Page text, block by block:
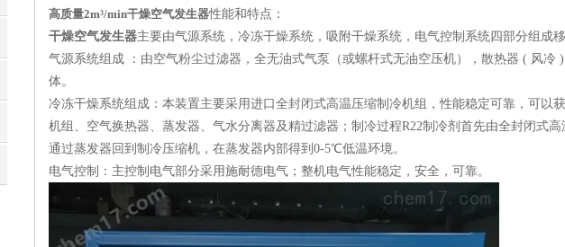
高质量2m³/min干燥空气发生器性能和特点：
干燥空气发生器主要由气源系统，冷冻干燥系统，吸附干燥系统，电气控制系统四部分组成
气源系统组成 ：由空气粉尘过滤器，全无油式气泵（或螺杆式无油空压机），散热器 ( 风冷
体。
冷冻干燥系统组成：本装置主要采用进口全封闭式高温压缩制冷机组，性能稳定可靠，可以
机组、空气换热器、蒸发器、气水分离器及精过滤器；制冷过程R22制冷剂首先由全封闭式
通过蒸发器回到制冷压缩机，在蒸发器内部得到0-5℃低温环境。
电气控制：主控制电气部分采用施耐德电气；整机电气性能稳定，安全，可靠。